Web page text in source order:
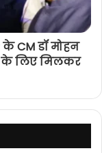
CM डॉ मोहन
के लिए मिलकर